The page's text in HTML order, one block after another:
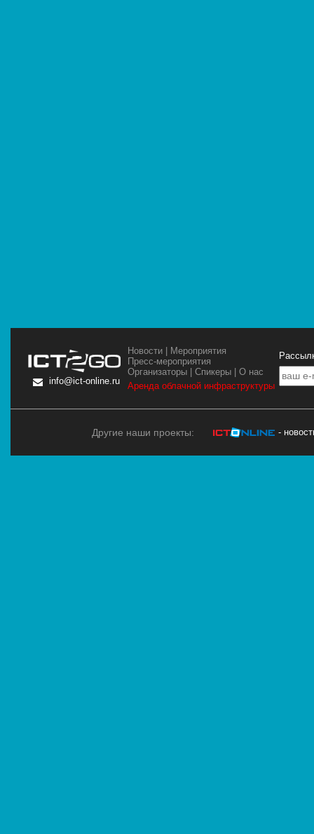
info@ict-online.ru
Новости | Мероприятия
Пресс-мероприятия
Организаторы |Спикеры |О нас
Аренда облачной инфраструктуры
Другие наши проекты: -